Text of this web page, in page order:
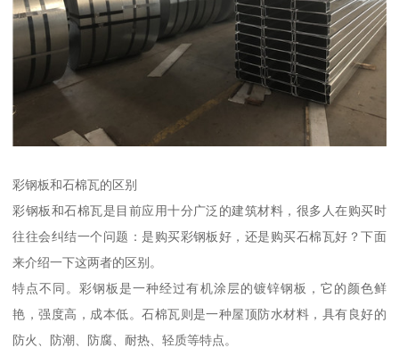
彩钢板和石棉瓦的区别
彩钢板和石棉瓦是目前应用十分广泛的建筑材料，很多人在购买时
往往会纠结一个问题：是购买彩钢板好，还是购买石棉瓦好？下面
来介绍一下这两者的区别。
特点不同。彩钢板是一种经过有机涂层的镀锌钢板，它的颜色鲜
艳，强度高，成本低。石棉瓦则是一种屋顶防水材料，具有良好的
防火、防潮、防腐、耐热、轻质等特点。